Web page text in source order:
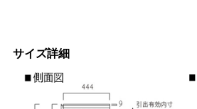
サイズ詳細